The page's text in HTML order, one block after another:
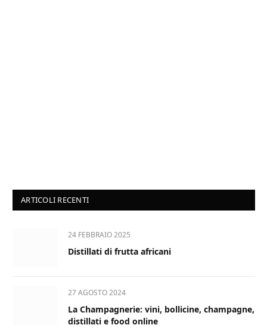
ARTICOLI RECENTI
24 FEBBRAIO 2025
Distillati di frutta africani
27 AGOSTO 2024
La Champagnerie: vini, bollicine, champagne,
distillati e food online